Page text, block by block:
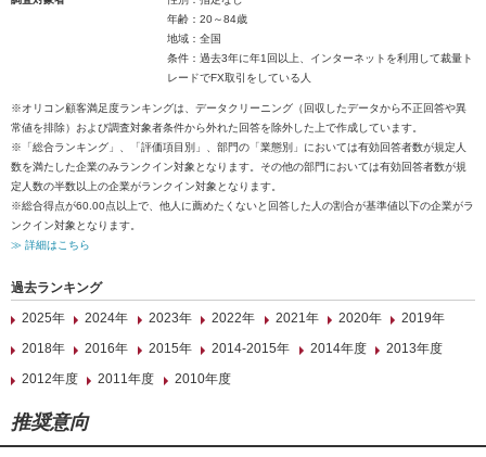
年齢：20～84歳
地域：全国
条件：過去3年に年1回以上、インターネットを利用して裁量ト
レードでFX取引をしている人
※オリコン顧客満足度ランキングは、データクリーニング（回収したデータから不正回答や異
常値を排除）および調査対象者条件から外れた回答を除外した上で作成しています。
※「総合ランキング」、「評価項目別」、部門の「業態別」においては有効回答者数が規定人
数を満たした企業のみランクイン対象となります。その他の部門においては有効回答者数が規
定人数の半数以上の企業がランクイン対象となります。
※総合得点が60.00点以上で、他人に薦めたくないと回答した人の割合が基準値以下の企業がラ
ンクイン対象となります。
≫ 詳細はこちら
過去ランキング
2025年
2024年 2023年 2022年 2021年 2020年
2019年
2018年
2016年 2015年 2014-2015年 2014年度
2013年度
2012年度
2011年度 2010年度
推奨意向